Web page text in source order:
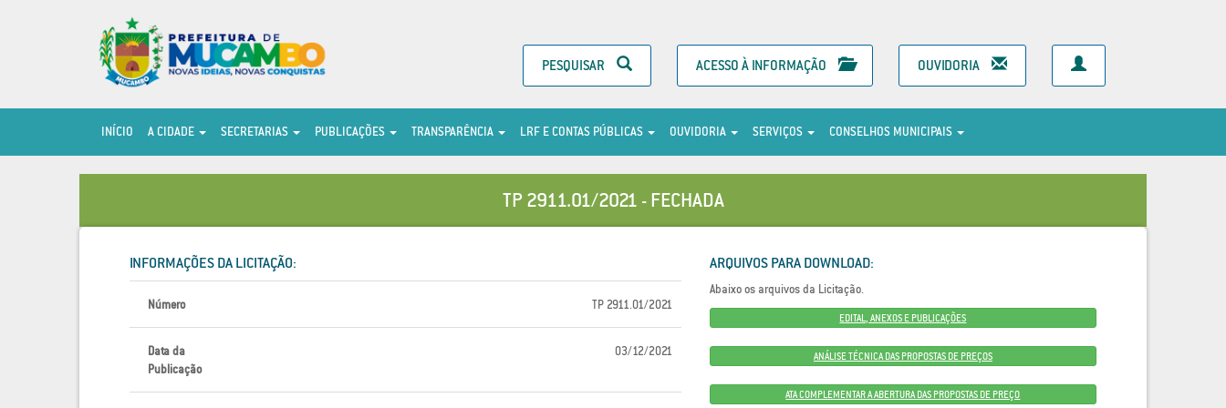
PESQUISAR ACESSO À INFORMAÇÃO OUVIDORIA
INÍCIO A CIDADE SECRETARIAS PUBLICAÇÕES TRANSPARÊNCIA LRF E CONTAS PÚBLICAS OUVIDORIA SERVIÇOS CONSELHOS MUNICIPAIS
TP 2911.01/2021 - FECHADA
INFORMAÇÕES DA LICITAÇÃO:
Número TP 2911.01/2021
Data da
Publicação
03/12/2021
ARQUIVOS PARA DOWNLOAD:
Abaixo os arquivos da Licitação.
EDITAL, ANEXOS E PUBLICAÇÕES
ANÁLISE TÉCNICA DAS PROPOSTAS DE PREÇOS
ATA COMPLEMENTAR A ABERTURA DAS PROPOSTAS DE PREÇO